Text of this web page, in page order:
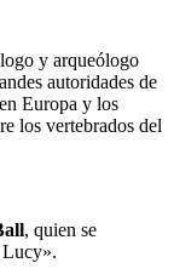
y arqueólogo
autoridades de
Europa y los
los vertebrados del
, quien se
Lucy».